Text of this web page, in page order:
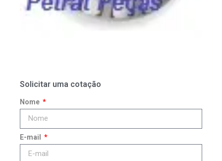
Solicitar uma cotação
Nome
E-mail